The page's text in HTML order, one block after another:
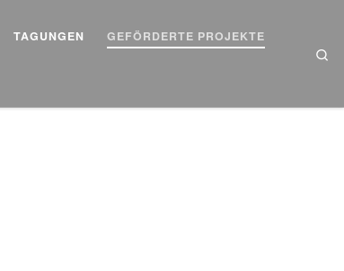
TAGUNGEN GEFÖRDERTE PROJEKTE